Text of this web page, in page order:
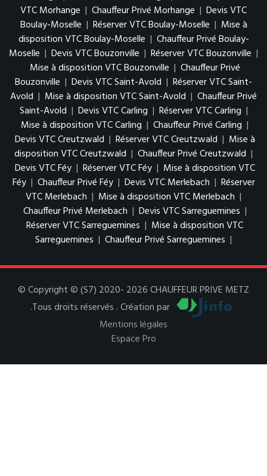
VTC Morhange | Chauffeur Privé Morhange | Devis VTC
Boulay-Moselle | Réserver VTC Boulay-Moselle | Mise à
disposition VTC Boulay-Moselle | Chauffeur Privé Boulay-
Moselle | Devis VTC Bouzonville | Réserver VTC Bouzonville |
Mise à disposition VTC Bouzonville | Chauffeur Privé
Bouzonville | Devis VTC Saint-Avold | Réserver VTC Saint-
Avold | Mise à disposition VTC Saint-Avold | Chauffeur Privé
Saint-Avold | Devis VTC Carling | Réserver VTC Carling |
Mise à disposition VTC Carling | Chauffeur Privé Carling |
Devis VTC Creutzwald | Réserver VTC Creutzwald | Mise à
disposition VTC Creutzwald | Chauffeur Privé Creutzwald |
Devis VTC Féy | Réserver VTC Féy | Mise à disposition VTC
Féy | Chauffeur Privé Féy | Devis VTC Merlebach | Réserver
VTC Merlebach | Mise à disposition VTC Merlebach |
Chauffeur Privé Merlebach | Devis VTC Sarreguemines |
Réserver VTC Sarreguemines | Mise à disposition VTC
Sarreguemines | Chauffeur Privé Sarreguemines |
© Copyright © (S7) 2020- 2026 CHAUFFEUR PRIVE METZ
.Tous droits réservés . Création par
Mentions légales
Espace Pro